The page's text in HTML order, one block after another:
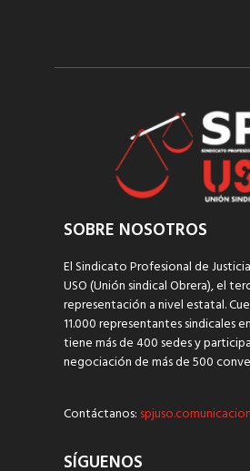
SOBRE NOSOTROS
El Sindicato Profesional de
USO (Unión sindical Obrera), el
representación a nivel estatal.
11.000 representantes sindicales
tiene más de 400 sedes y
negociación de más de 500
Contáctanos:
SÍGUENOS